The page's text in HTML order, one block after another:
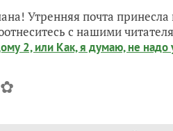
Утренняя почта
с нашими
2, или Как, я думаю, не надо
✿